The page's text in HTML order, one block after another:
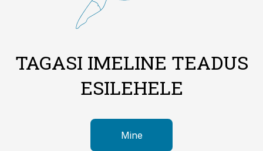
TAGASI IMELINE TEADUS
ESILEHELE
Mine